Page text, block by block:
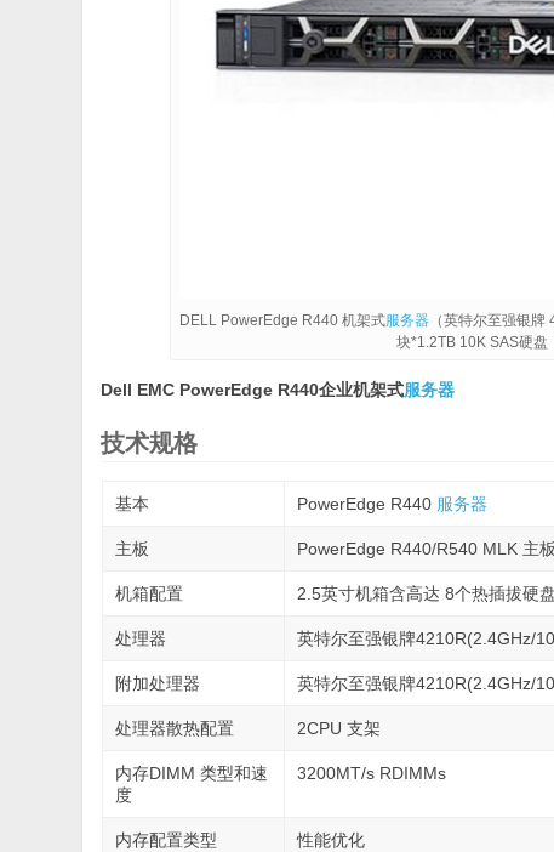
DELL PowerEdge R440 机架式服务器（英特尔至强银牌
块*1.2TB 10K SAS硬盘
Dell EMC PowerEdge R440企业机架式服务器
技术规格
基本 PowerEdge R440 服务器
主板 PowerEdge R440/R540 MLK 主
机箱配置 2.5英寸机箱含高达 8个热插拔硬盘
处理器 英特尔至强银牌4210R(2.4GHz/
附加处理器 英特尔至强银牌4210R(2.4GHz/
处理器散热配置 2CPU 支架
内存DIMM 类型和速
度
3200MT/s RDIMMs
内存配置类型 性能优化